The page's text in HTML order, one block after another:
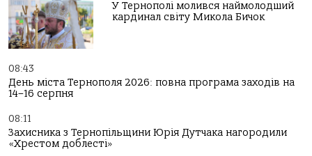
У Тернополі молився наймолодший
кардинал світу Микола Бичок
08:43
День міста Тернополя 2026: повна програма заходів на
14–16 серпня
08:11
Захисника з Тернопільщини Юрія Дутчака нагородили
«Хрестом доблесті»